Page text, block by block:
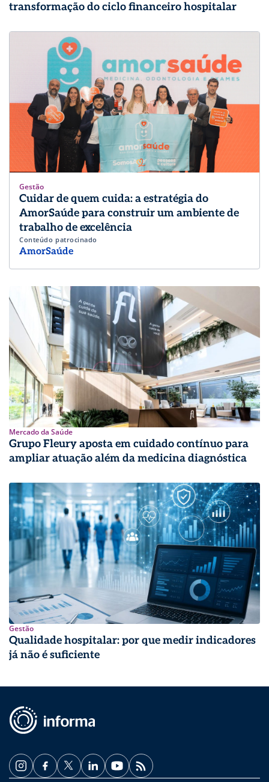
transformação do ciclo financeiro hospitalar
Gestão
Cuidar de quem cuida: a estratégia do
AmorSaúde para construir um ambiente de
trabalho de excelência
Conteúdo patrocinado
AmorSaúde
Mercado da Saúde
Grupo Fleury aposta em cuidado contínuo para
ampliar atuação além da medicina diagnóstica
Gestão
Qualidade hospitalar: por que medir indicadores
já não é suficiente